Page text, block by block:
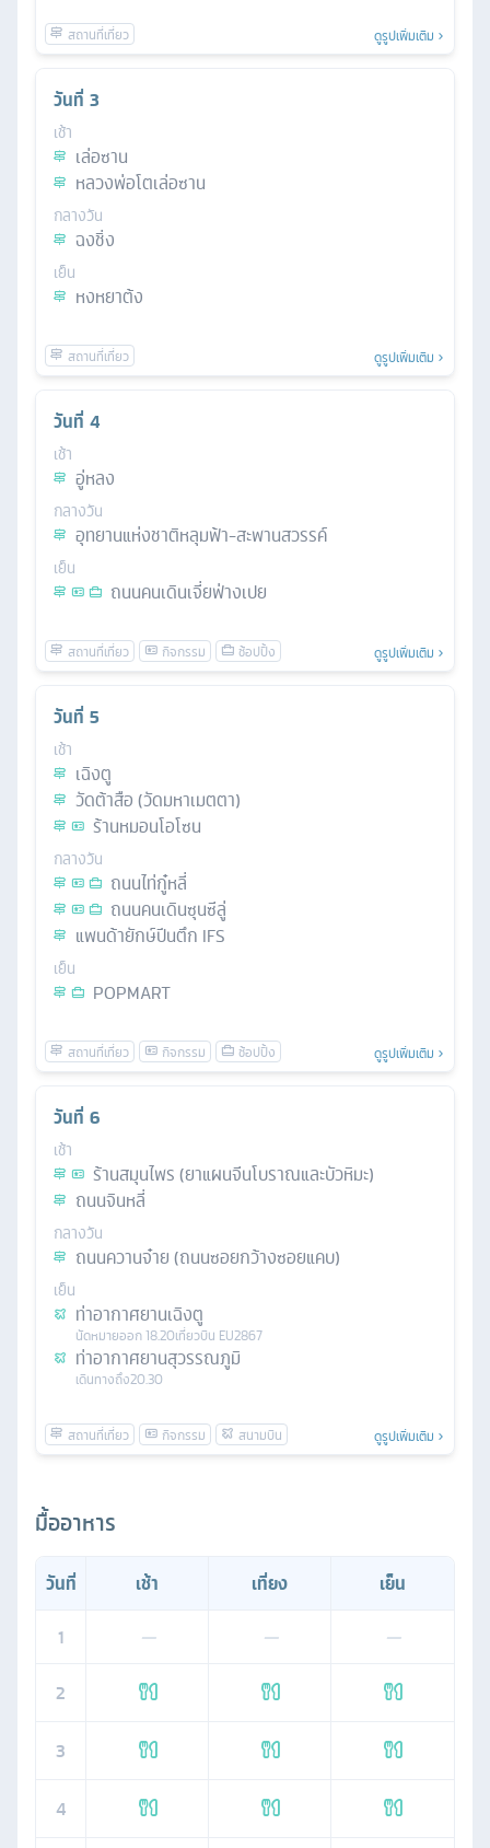
ดูรูปเพิ่มเติม
วันที่ 3
เช้า
เล่อซาน
หลวงพ่อโตเล่อซาน
กลางวัน
ฉงชิ่ง
เย็น
หงหยาต้ง
ดูรูปเพิ่มเติม
วันที่ 4
เช้า
อู่หลง
กลางวัน
อุทยานแห่งชาติหลุมฟ้า-สะพานสวรรค์
เย็น
ถนนคนเดินเจี่ยฟ่างเปย
ดูรูปเพิ่มเติม
วันที่ 5
เช้า
เฉิงตู
วัดต้าสือ (วัดมหาเมตตา)
ร้านหมอนโอโซน
กลางวัน
ถนนไท่กู๋หลี่
ถนนคนเดินซุนซีลู่
แพนด้ายักษ์ปีนตึก IFS
เย็น
POPMART
ดูรูปเพิ่มเติม
วันที่ 6
เช้า
ร้านสมุนไพร (ยาแผนจีนโบราณและบัวหิมะ)
ถนนจินหลี่
กลางวัน
ถนนควานจ๋าย (ถนนซอยกว้างซอยแคบ)
เย็น
ท่าอากาศยานเฉิงตู
นัดหมายออก18.20เที่ยวบิน EU2867
ท่าอากาศยานสุวรรณภูมิ
เดินทางถึง20.30
ดูรูปเพิ่มเติม
มื้ออาหาร
วันที่ เช้า เที่ยง
เย็น
1
— —
—
2
3
4